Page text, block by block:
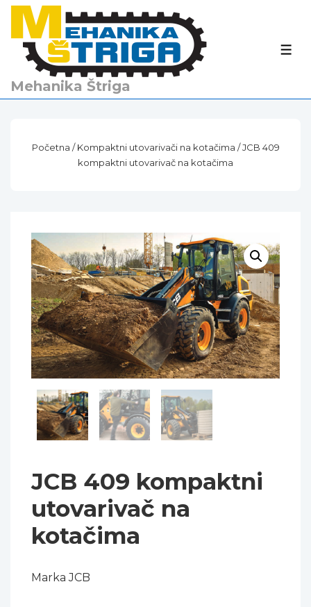
Main
Content
Mehanika Štriga
Početna /Kompaktni utovarivači na kotačima / JCB 409
kompaktni utovarivač na kotačima
JCB 409 kompaktni
utovarivač na
kotačima
Marka JCB